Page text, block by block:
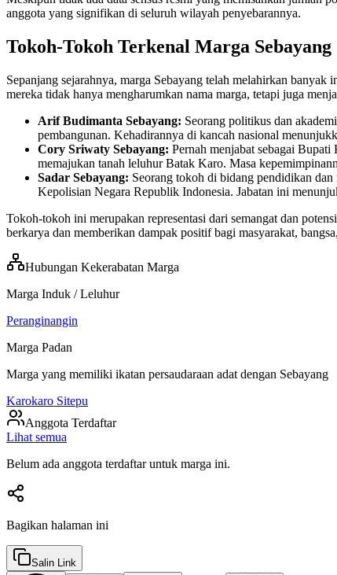
anggota yang signifikan di seluruh wilayah penyebarannya.
Tokoh-Tokoh Terkenal Marga Sebayang
Sepanjang sejarahnya, marga Sebayang telah melahirkan
mereka tidak hanya mengharumkan nama marga, tetapi juga
Arif Budimanta Sebayang: Seorang politikus dan
pembangunan. Kehadirannya di kancah nasional
Cory Sriwaty Sebayang: Pernah menjabat sebagai
memajukan tanah leluhur Batak Karo. Masa
Sadar Sebayang: Seorang tokoh di bidang pendidikan
Kepolisian Negara Republik Indonesia. Jabatan ini
Tokoh-tokoh ini merupakan representasi dari semangat dan
berkarya dan memberikan dampak positif bagi masyarakat,
Hubungan Kekerabatan Marga
Marga Induk / Leluhur
Peranginangin
Marga Padan
Marga yang memiliki ikatan persaudaraan adat dengan Sebayang
Karokaro Sitepu
Anggota Terdaftar
Lihat semua
Belum ada anggota terdaftar untuk marga ini.
Bagikan halaman ini
Salin Link